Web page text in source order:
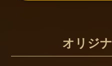
オリジ